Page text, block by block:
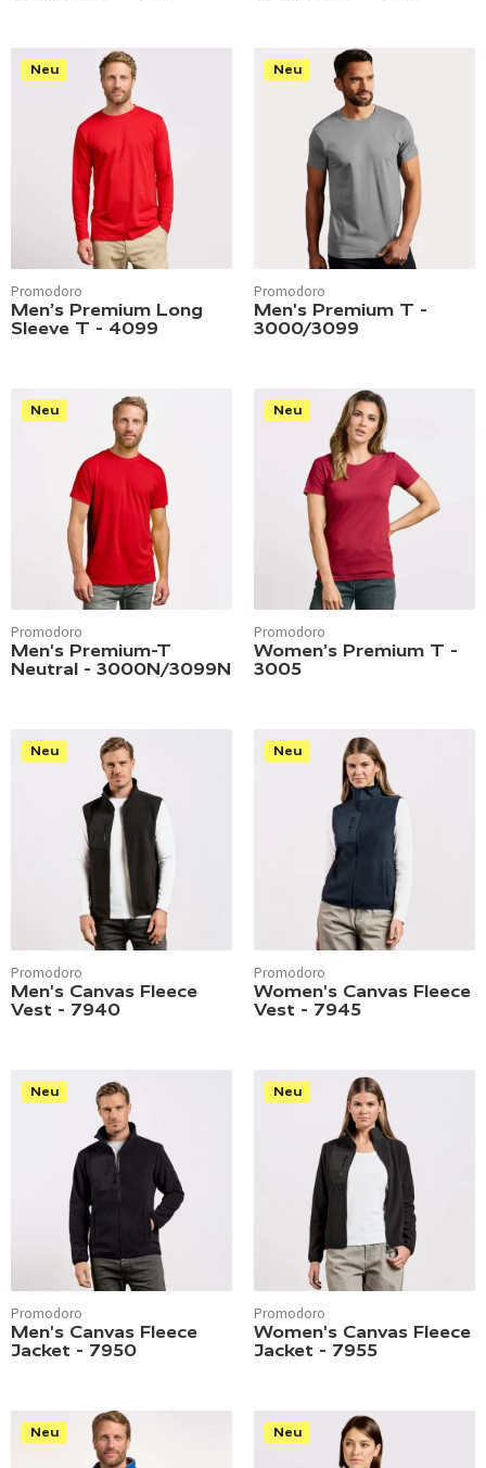
Neu
Promodoro
Men’s Premium Long
Sleeve T - 4099
Neu
Promodoro
Men's Premium T -
3000/3099
Neu
Promodoro
Men's Premium-T
Neutral - 3000N/3099N
Neu
Promodoro
Women’s Premium T -
3005
Neu
Promodoro
Men's Canvas Fleece
Vest - 7940
Neu
Promodoro
Women's Canvas Fleece
Vest - 7945
Neu
Promodoro
Men's Canvas Fleece
Jacket - 7950
Neu
Promodoro
Women's Canvas Fleece
Jacket - 7955
Neu Neu